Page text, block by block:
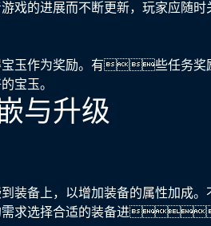
游戏的进展而不断更新，玩家应
宝玉作为奖励。有些任务奖
宝玉。
与升级
装备上，以增加装备的属性加成
需求选择合适的装备进